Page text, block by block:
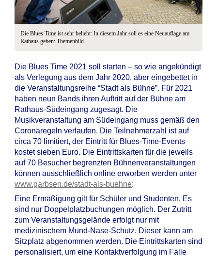
Die Blues Time ist sehr beliebt: In diesem Jahr soll es eine Neuauflage am
Rathaus geben: Themenbild
Die Blues Time 2021 soll starten – so wie angekündigt
als Verlegung aus dem Jahr 2020, aber eingebettet in
die Veranstaltungsreihe “Stadt als Bühne”. Für 2021
haben neun Bands ihren Auftritt auf der Bühne am
Rathaus-Südeingang zugesagt. Die
Musikveranstaltung am Südeingang muss gemäß den
Coronaregeln verlaufen. Die Teilnehmerzahl ist auf
circa 70 limitiert, der Eintritt für Blues-Time-Events
kostet sieben Euro. Die Eintrittskarten für die jeweils
auf 70 Besucher begrenzten Bühnenveranstaltungen
können ausschließlich online erworben werden unter
www.garbsen.de/stadt-als-buehne:
Eine Ermäßigung gilt für Schüler und Studenten. Es
sind nur Doppelplatzbuchungen möglich. Der Zutritt
zum Veranstaltungsgelände erfolgt nur mit
medizinischem Mund-Nase-Schutz. Dieser kann am
Sitzplatz abgenommen werden. Die Eintrittskarten sind
personalisiert, um eine Kontaktverfolgung im Falle